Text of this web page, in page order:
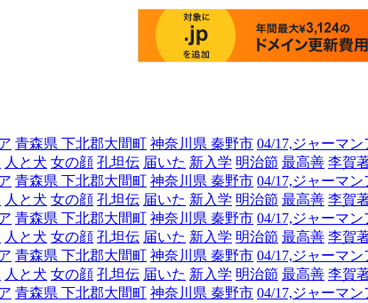
青森県 下北郡大間町 神奈川県 秦野市 04/17,ジャーマ
人と犬 女の顔 孔坦伝 届いた 新入学 明治節 最高善 李賀
青森県 下北郡大間町 神奈川県 秦野市 04/17,ジャーマ
人と犬 女の顔 孔坦伝 届いた 新入学 明治節 最高善 李賀
青森県 下北郡大間町 神奈川県 秦野市 04/17,ジャーマ
人と犬 女の顔 孔坦伝 届いた 新入学 明治節 最高善 李賀
青森県 下北郡大間町 神奈川県 秦野市 04/17,ジャーマ
人と犬 女の顔 孔坦伝 届いた 新入学 明治節 最高善 李賀
青森県 下北郡大間町 神奈川県 秦野市 04/17,ジャーマ